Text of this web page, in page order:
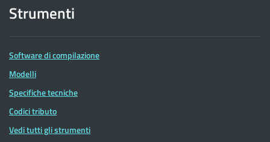
Strumenti
Software di compilazione
Modelli
Specifiche tecniche
Codici tributo
Vedi tutti gli strumenti